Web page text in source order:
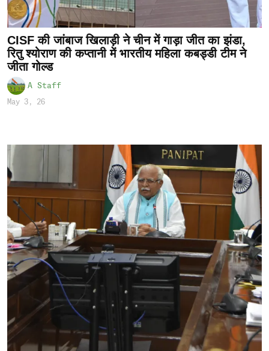
CISF की जांबाज खिलाड़ी ने चीन में गाड़ा जीत का झंडा,
रितु श्योराण की कप्तानी में भारतीय महिला कबड्डी टीम ने
जीता गोल्ड
A Staff
May 3, 26